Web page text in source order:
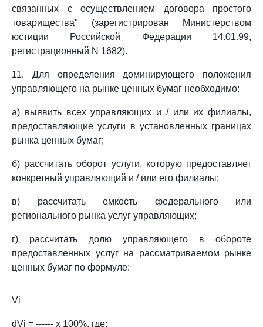
связанных с осуществлением договора простого
товарищества" (зарегистрирован Министерством
юстиции Российской Федерации 14.01.99,
регистрационный N 1682).
11. Для определения доминирующего положения
управляющего на рынке ценных бумаг необходимо:
а) выявить всех управляющих и / или их филиалы,
предоставляющие услуги в установленных границах
рынка ценных бумаг;
б) рассчитать оборот услуги, которую предоставляет
конкретный управляющий и / или его филиалы;
в) рассчитать емкость федерального или
регионального рынка услуг управляющих;
г) рассчитать долю управляющего в обороте
предоставленных услуг на рассматриваемом рынке
ценных бумаг по формуле:
Vi
dVi = ------ х 100%, где: